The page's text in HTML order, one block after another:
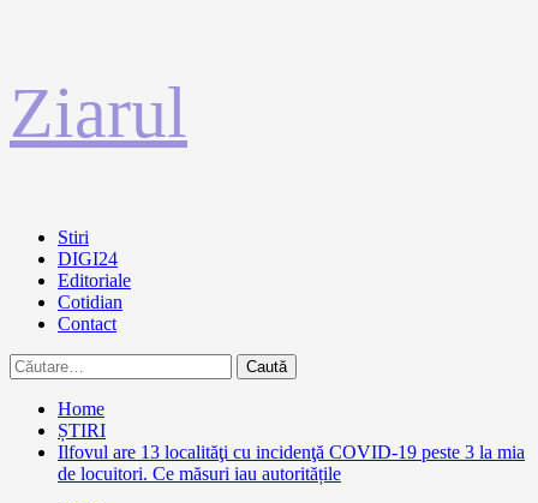
la
conținut
Ziarul
Primary
Menu
Stiri
DIGI24
Editoriale
Cotidian
Contact
Caută
după:
Home
ȘTIRI
Ilfovul are 13 localităţi cu incidenţă COVID-19 peste 3 la mia
de locuitori. Ce măsuri iau autoritățile